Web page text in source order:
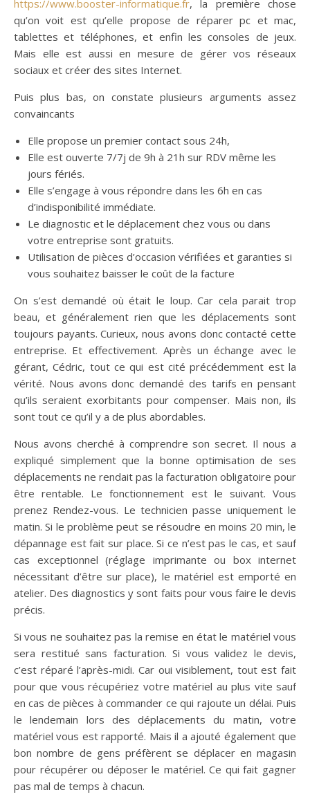
https://www.booster-informatique.fr, la première chose
qu’on voit est qu’elle propose de réparer pc et mac,
tablettes et téléphones, et enfin les consoles de jeux.
Mais elle est aussi en mesure de gérer vos réseaux
sociaux et créer des sites Internet.
Puis plus bas, on constate plusieurs arguments assez
convaincants
Elle propose un premier contact sous 24h,
Elle est ouverte 7/7j de 9h à 21h sur RDV même les
jours fériés.
Elle s’engage à vous répondre dans les 6h en cas
d’indisponibilité immédiate.
Le diagnostic et le déplacement chez vous ou dans
votre entreprise sont gratuits.
Utilisation de pièces d’occasion vérifiées et garanties si
vous souhaitez baisser le coût de la facture
On s’est demandé où était le loup. Car cela parait trop
beau, et généralement rien que les déplacements sont
toujours payants. Curieux, nous avons donc contacté cette
entreprise. Et effectivement. Après un échange avec le
gérant, Cédric, tout ce qui est cité précédemment est la
vérité. Nous avons donc demandé des tarifs en pensant
qu’ils seraient exorbitants pour compenser. Mais non, ils
sont tout ce qu’il y a de plus abordables.
Nous avons cherché à comprendre son secret. Il nous a
expliqué simplement que la bonne optimisation de ses
déplacements ne rendait pas la facturation obligatoire pour
être rentable. Le fonctionnement est le suivant. Vous
prenez Rendez-vous. Le technicien passe uniquement le
matin. Si le problème peut se résoudre en moins 20 min, le
dépannage est fait sur place. Si ce n’est pas le cas, et sauf
cas exceptionnel (réglage imprimante ou box internet
nécessitant d’être sur place), le matériel est emporté en
atelier. Des diagnostics y sont faits pour vous faire le devis
précis.
Si vous ne souhaitez pas la remise en état le matériel vous
sera restitué sans facturation. Si vous validez le devis,
c’est réparé l’après-midi. Car oui visiblement, tout est fait
pour que vous récupériez votre matériel au plus vite sauf
en cas de pièces à commander ce qui rajoute un délai. Puis
le lendemain lors des déplacements du matin, votre
matériel vous est rapporté. Mais il a ajouté également que
bon nombre de gens préfèrent se déplacer en magasin
pour récupérer ou déposer le matériel. Ce qui fait gagner
pas mal de temps à chacun.